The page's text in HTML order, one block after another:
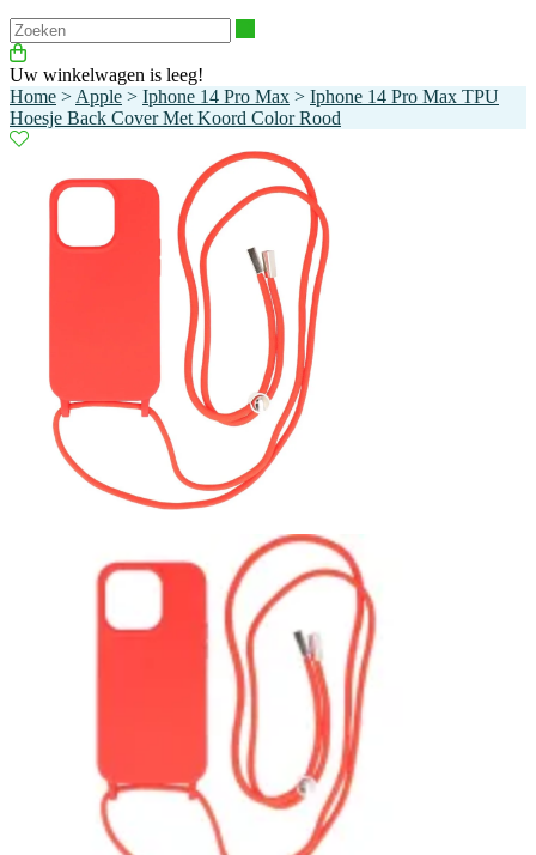
Uw winkelwagen is leeg!
Home > Apple > Iphone 14 Pro Max > Iphone 14 Pro Max TPU
Hoesje Back Cover Met Koord Color Rood